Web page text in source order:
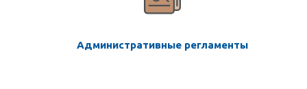
Административные регламенты